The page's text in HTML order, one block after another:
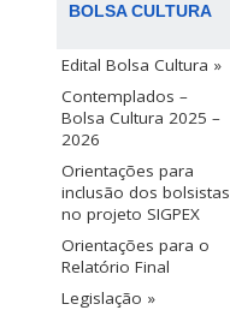
BOLSA CULTURA
Edital Bolsa Cultura »
Contemplados –
Bolsa Cultura 2025 –
2026
Orientações para
inclusão dos bolsistas
no projeto SIGPEX
Orientações para o
Relatório Final
Legislação »